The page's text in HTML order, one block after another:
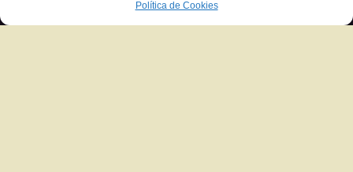
Política de Cookies